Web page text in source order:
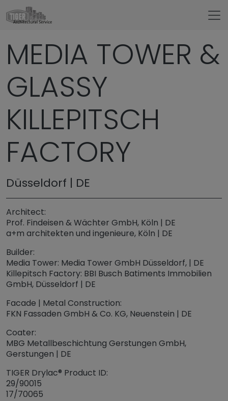
Referenzen
MEDIA TOWER &
GLASSY
KILLEPITSCH
FACTORY
Düsseldorf | DE
Architect:
Prof. Findeisen & Wächter GmbH, Köln | DE
a+m architekten und ingenieure, Köln | DE
Builder:
Media Tower: Media Tower GmbH Düsseldorf, | DE
Killepitsch Factory: BBI Busch Batiments Immobilien
GmbH, Düsseldorf | DE
Facade | Metal Construction:
FKN Fassaden GmbH & Co. KG, Neuenstein | DE
Coater:
MBG Metallbeschichtung Gerstungen GmbH,
Gerstungen | DE
TIGER Drylac® Product ID:
29/90015
17/70065